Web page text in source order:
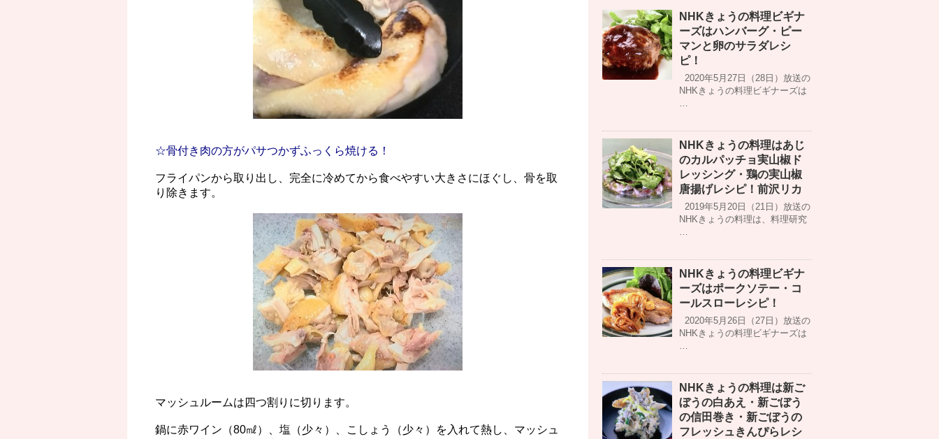
☆骨付き肉の方がパサつかずふっくら焼ける！
フライパンから取り出し、完全に冷めてから食べやすい大きさにほぐし、骨を取
り除きます。
マッシュルームは四つ割りに切ります。
鍋に赤ワイン（80㎖）、塩（少々）、こしょう（少々）を入れて熱し、マッシュ
NHKきょうの料理ビギナ
ーズはハンバーグ・ピー
マンと卵のサラダレシ
ピ！
2020年5月27日（28日）放送の
NHKきょうの料理ビギナーズは
…
NHKきょうの料理はあじ
のカルパッチョ実山椒ド
レッシング・鶏の実山椒
唐揚げレシピ！前沢リカ
2019年5月20日（21日）放送の
NHKきょうの料理は、料理研究
…
NHKきょうの料理ビギナ
ーズはポークソテー・コ
ールスローレシピ！
2020年5月26日（27日）放送の
NHKきょうの料理ビギナーズは
…
NHKきょうの料理は新ご
ぼうの白あえ・新ごぼう
の信田巻き・新ごぼうの
フレッシュきんぴらレシ